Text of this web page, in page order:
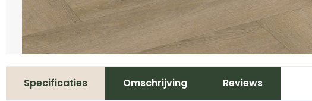
Specificaties Omschrijving Reviews